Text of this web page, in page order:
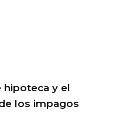
hipoteca y el
los impagos